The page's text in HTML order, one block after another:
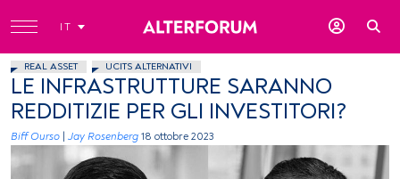
IT
REAL ASSET UCITS ALTERNATIVI
LE INFRASTRUTTURE SARANNO
REDDITIZIE PER GLI INVESTITORI?
Biff Ourso Jay Rosenberg 18 ottobre 2023